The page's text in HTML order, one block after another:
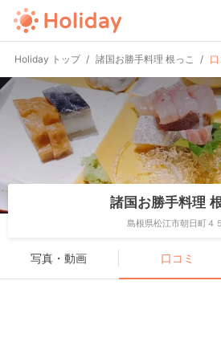
Holiday トップ 諸国お勝手料理 根っこ
諸国お勝手料理
島根県松江市朝日町４
写真・動画 口コミ